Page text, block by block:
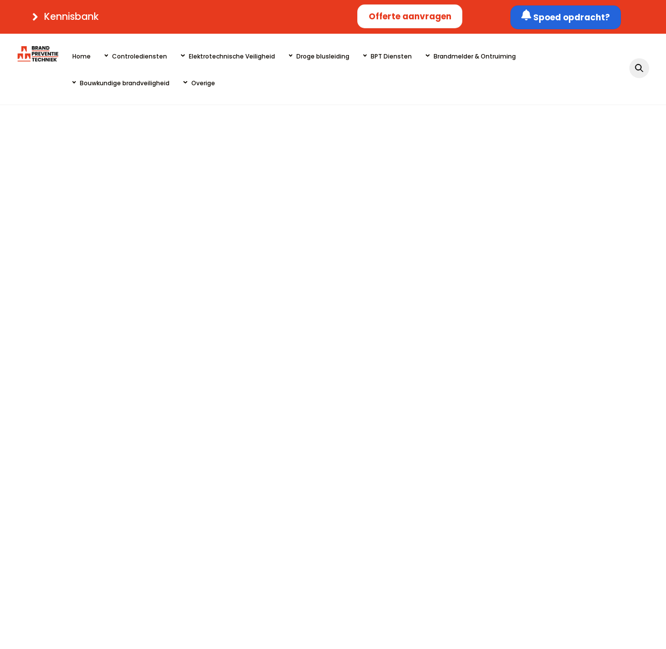
content
Kennisbank Offerte aanvragen Spoed opdracht?
Home Controlediensten Elektrotechnische Veiligheid Droge blusleiding BPT Diensten Brandmelder & Ontruiming
Bouwkundige brandveiligheid Overige